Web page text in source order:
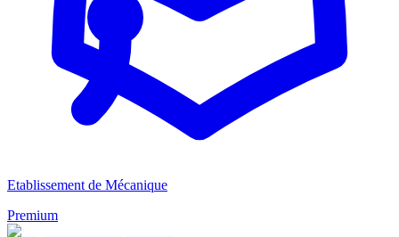
Etablissement de Mécanique
Premium